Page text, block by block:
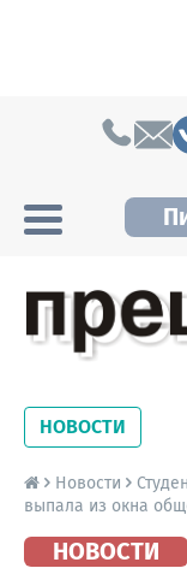
новости на
Precedent.
НОВОСТИ
Новости
выпала из окна
НОВОСТИ